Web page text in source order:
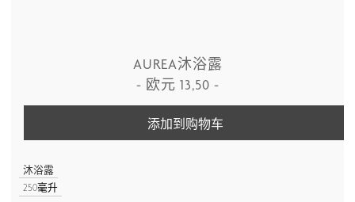
AUREA沐浴露
- 欧元 13,50 -
添加到购物车
沐浴露
250毫升